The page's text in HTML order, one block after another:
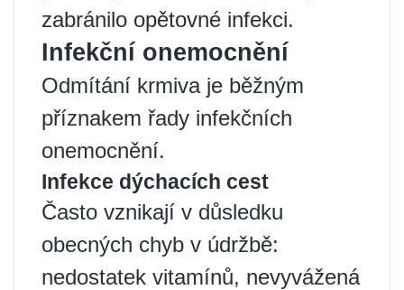
zabránilo opětovné infekci.
Infekční onemocnění
Odmítání krmiva je běžným
příznakem řady infekčních
onemocnění.
Infekce dýchacích cest
Často vznikají v důsledku
obecných chyb v údržbě:
nedostatek vitamínů, nevyvážená